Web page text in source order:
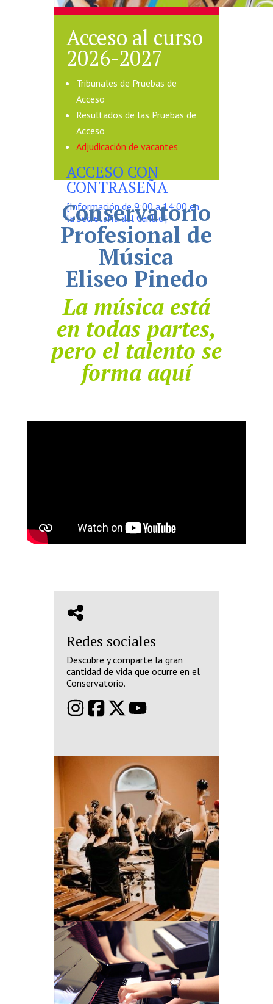
Acceso al curso
2026-2027
Tribunales de Pruebas de
Acceso
Resultados de las Pruebas de
Acceso
Adjudicación de vacantes
ACCESO CON
CONTRASEÑA
[Información de 9:00 a 14:00 en
la Secretaría del Centro]
Conservatorio
Profesional de
Música
Eliseo Pinedo
La música está
en todas partes,
pero el talento se
forma aquí
Redes sociales
Descubre y comparte la gran
cantidad de vida que ocurre en el
Conservatorio.